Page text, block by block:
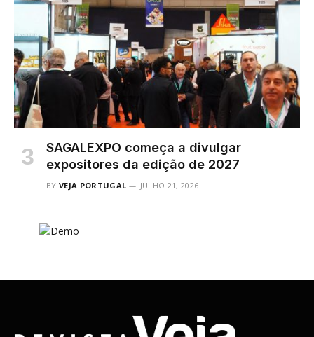
SAGALEXPO começa a divulgar
expositores da edição de 2027
BY VEJA PORTUGAL JULHO 21, 2026